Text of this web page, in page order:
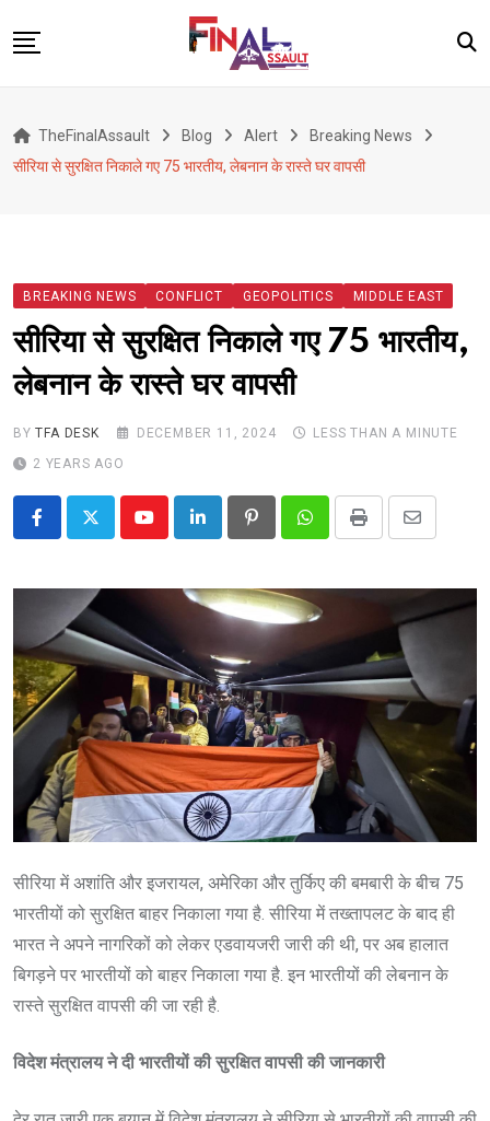
to
War
Alert
Viral
Classified
About Us
TheFinalAssault Blog Alert
Breaking News
सीरिया से सुरक्षित निकाले गए 75 भारतीय, लेबनान के रास्ते घर वापसी
BREAKING NEWS CONFLICT GEOPOLITICS MIDDLE EAST
सीरिया से सुरक्षित निकाले गए 75 भारतीय,
लेबनान के रास्ते घर वापसी
BYTFA DESK DECEMBER 11, 2024
LESS THAN A MINUTE
2 YEARS AGO
YoutubeLinkedIn PinterestWhatsappPrint
Share
Email
सीरिया में अशांति और इजरायल, अमेरिका और तुर्किए की बमबारी के बीच 75
भारतीयों को सुरक्षित बाहर निकाला गया है. सीरिया में तख्तापलट के बाद ही
भारत ने अपने नागरिकों को लेकर एडवायजरी जारी की थी, पर अब हालात
बिगड़ने पर भारतीयों को बाहर निकाला गया है. इन भारतीयों की लेबनान के
रास्ते सुरक्षित वापसी की जा रही है.
विदेश मंत्रालय ने दी भारतीयों की सुरक्षित वापसी की जानकारी